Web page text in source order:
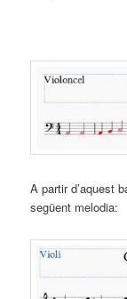
A partir d’aquest
següent melodia: